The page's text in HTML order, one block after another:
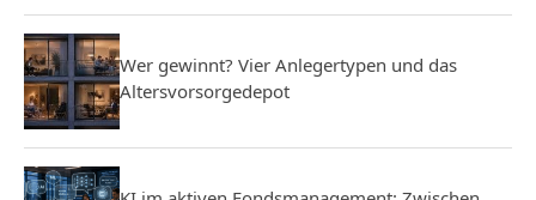
Wer gewinnt? Vier Anlegertypen und das
Altersvorsorgedepot